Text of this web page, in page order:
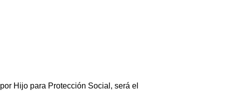
Hijo para Protección Social, será el